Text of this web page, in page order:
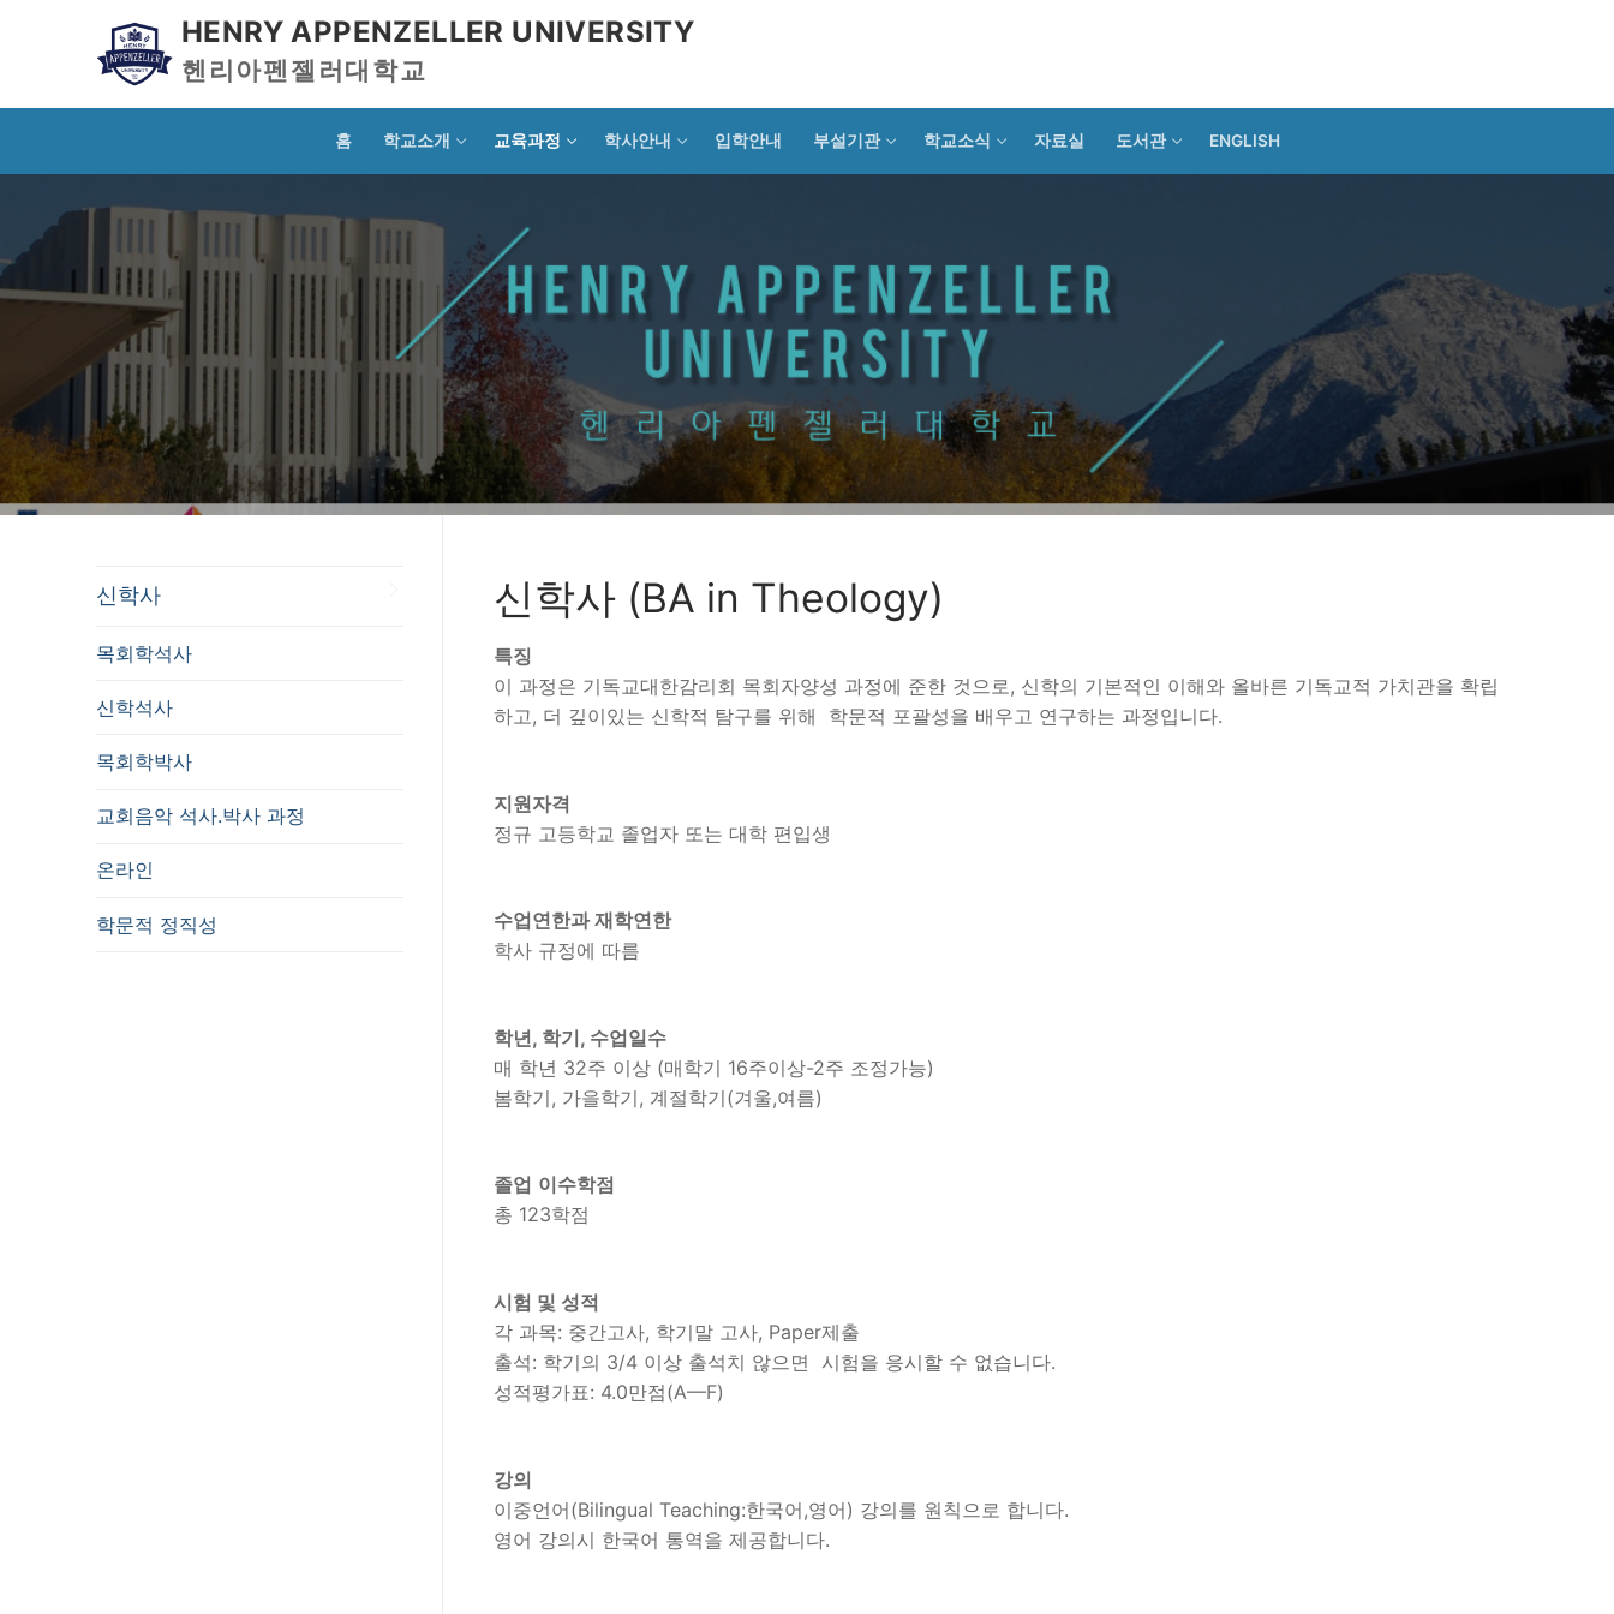
HENRY APPENZELLER UNIVERSITY
헨리아펜젤러대학교
홈 학교소개 교육과정 학사안내 입학안내 부설기관 학교소식 자료실 도서관 ENGLISH
신학사 (BA in Theology)
특징
이 과정은 기독교대한감리회 목회자양성 과정에 준한 것으로, 신학의 기본적인 이해와 올바른 기독교적 가치관을 확립
하고, 더 깊이있는 신학적 탐구를 위해 학문적 포괄성을 배우고 연구하는 과정입니다.
지원자격
정규 고등학교 졸업자 또는 대학 편입생
수업연한과 재학연한
학사 규정에 따름
학년, 학기, 수업일수
매 학년 32주 이상 (매학기 16주이상-2주 조정가능)
봄학기, 가을학기, 계절학기(겨울,여름)
졸업 이수학점
총 123학점
시험 및 성적
각 과목: 중간고사, 학기말 고사, Paper제출
출석: 학기의 3/4 이상 출석치 않으면 시험을 응시할 수 없습니다.
성적평가표: 4.0만점(A—F)
강의
이중언어(Bilingual Teaching:한국어,영어) 강의를 원칙으로 합니다.
영어 강의시 한국어 통역을 제공합니다.
신학사
목회학석사
신학석사
목회학박사
교회음악 석사.박사 과정
온라인
학문적 정직성